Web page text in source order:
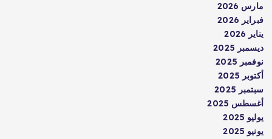
مارس 2026
فبراير 2026
يناير 2026
ديسمبر 2025
نوفمبر 2025
أكتوبر 2025
سبتمبر 2025
أغسطس 2025
يوليو 2025
يونيو 2025